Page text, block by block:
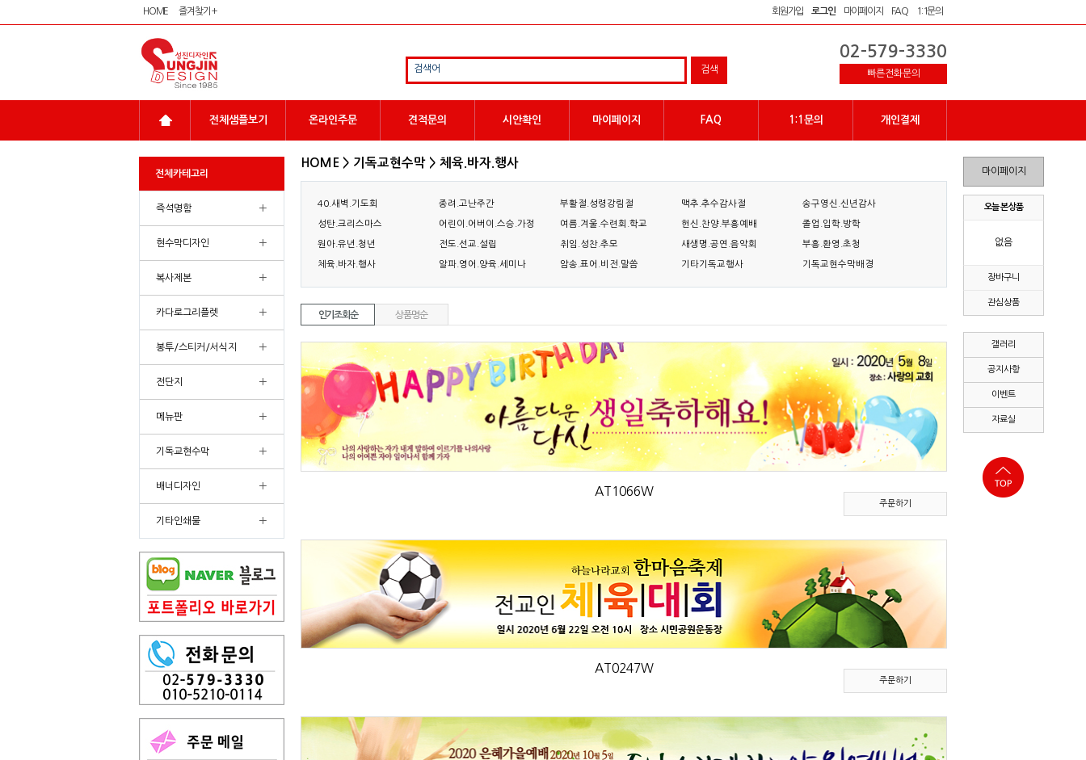
HOME 즐겨찾기 + 회원가입 로그인 마이페이지 FAQ 1:1문의
검색어
02-579-3330
빠른전화문의
전체샘플보기 온라인주문 견적문의 시안확인 마이페이지 FAQ 1:1문의 개인결제
마이페이지
오늘 본 상품
없음
장바구니
관심상품
갤러리
공지사항
이벤트
자료실
전체카테고리
즉석명함 +
현수막디자인 +
복사제본 +
카다로그리플렛 +
봉투/스티커/서식지 +
전단지 +
메뉴판 +
기독교현수막 +
배너디자인 +
기타인쇄물 +
HOME > 기독교현수막 > 체육.바자.행사
40.새벽.기도회 종려.고난주간 부활절.성령강림절 맥추.추수감사절 송구영신.신년감사
성탄.크리스마스 어린이.어버이.스승.가정 여름.겨울.수련회.학교 헌신.찬양.부흥예배 졸업.입학.방학
원아.유년.청년 전도.선교.설립 취임.성찬.추모 새생명.공연.음악회 부흥.환영.초청
체육.바자.행사 알파.영어.양육.세미나 암송.표어.비전.말씀 기타기독교행사 기독교현수막배경
인기조회순 상품명순
AT1066W
주문하기
AT0247W
주문하기